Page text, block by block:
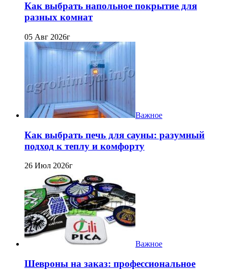
Как выбрать напольное покрытие для
разных комнат
05 Авг 2026г
Важное
Как выбрать печь для сауны: разумный
подход к теплу и комфорту
26 Июл 2026г
Важное
Шевроны на заказ: профессиональное